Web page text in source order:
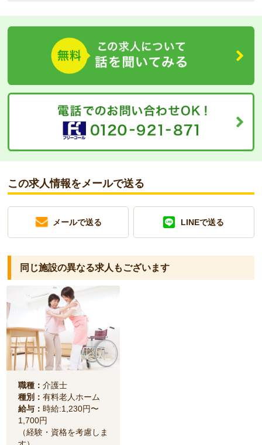
この求人情報をメールで送る
メールで送る LINEで送る
同じ施設の異なる求人もございます
職種： 介護士
種別： 有料老人ホーム
給与： 時給:1,230円〜
1,700円
（経験・資格を考慮しま